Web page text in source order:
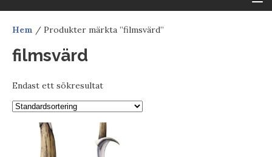
Hem / Produkter märkta ”filmsvärd”
filmsvärd
Endast ett sökresultat